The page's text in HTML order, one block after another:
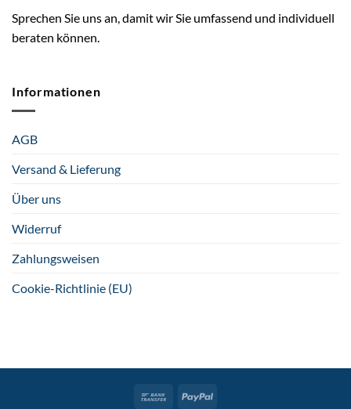
Sprechen Sie uns an, damit wir Sie umfassend und individuell
beraten können.
Informationen
AGB
Versand & Lieferung
Über uns
Widerruf
Zahlungsweisen
Cookie-Richtlinie (EU)
Bank